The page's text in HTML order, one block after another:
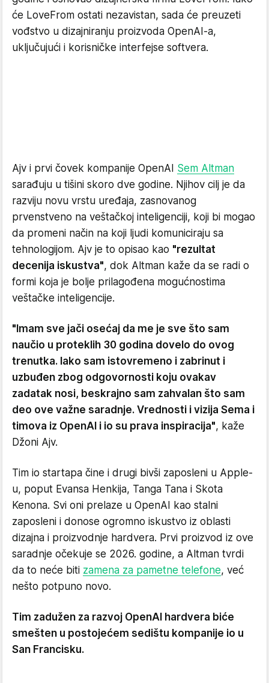
će LoveFrom ostati nezavistan, sada će preuzeti
vođstvo u dizajniranju proizvoda OpenAI-a,
uključujući i korisničke interfejse softvera.
Ajv i prvi čovek kompanije OpenAI Sem Altman
sarađuju u tišini skoro dve godine. Njihov cilj je da
razviju novu vrstu uređaja, zasnovanog
prvenstveno na veštačkoj inteligenciji, koji bi mogao
da promeni način na koji ljudi komuniciraju sa
tehnologijom. Ajv je to opisao kao "rezultat
decenija iskustva", dok Altman kaže da se radi o
formi koja je bolje prilagođena mogućnostima
veštačke inteligencije.
"Imam sve jači osećaj da me je sve što sam
naučio u proteklih 30 godina dovelo do ovog
trenutka. Iako sam istovremeno i zabrinut i
uzbuđen zbog odgovornosti koju ovakav
zadatak nosi, beskrajno sam zahvalan što sam
deo ove važne saradnje. Vrednosti i vizija Sema i
timova iz OpenAI i io su prava inspiracija", kaže
Džoni Ajv.
Tim io startapa čine i drugi bivši zaposleni u Apple-
u, poput Evansa Henkija, Tanga Tana i Skota
Kenona. Svi oni prelaze u OpenAI kao stalni
zaposleni i donose ogromno iskustvo iz oblasti
dizajna i proizvodnje hardvera. Prvi proizvod iz ove
saradnje očekuje se 2026. godine, a Altman tvrdi
da to neće biti zamena za pametne telefone, već
nešto potpuno novo.
Tim zadužen za razvoj OpenAI hardvera biće
smešten u postojećem sedištu kompanije io u
San Francisku.